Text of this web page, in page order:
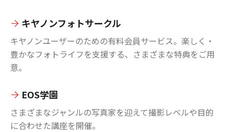
キヤノンフォトサークル
キヤノンユーザーのための有料会員サービス。楽しく・
豊かなフォトライフを支援する、さまざまな特典をご用
意。
EOS学園
さまざまなジャンルの写真家を迎えて撮影レベルや目的
に合わせた講座を開催。